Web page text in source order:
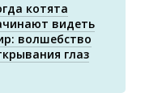
котята
видеть
волшебство
глаз